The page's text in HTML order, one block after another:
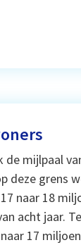
de mijlpaal
deze grens
naar 18
acht jaar.
17